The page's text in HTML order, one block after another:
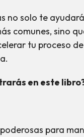
no solo te
comunes, sino
tu proceso
en este
para